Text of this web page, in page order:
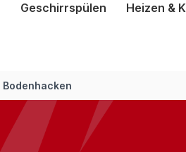
Geschirrspülen Heizen &
Bodenhacken